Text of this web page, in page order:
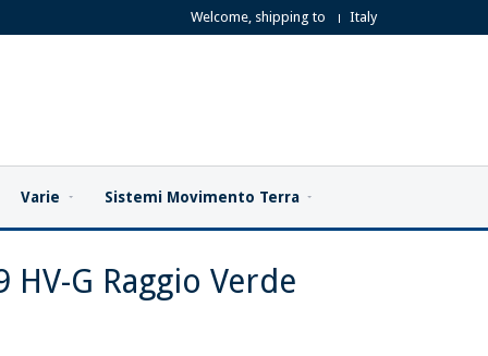
Welcome, shipping to Italy
Varie Sistemi Movimento Terra
G Raggio Verde